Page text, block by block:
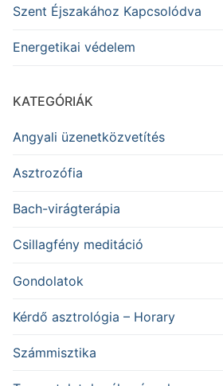
Szent Éjszakához Kapcsolódva
Energetikai védelem
KATEGÓRIÁK
Angyali üzenetközvetítés
Asztrozófia
Bach-virágterápia
Csillagfény meditáció
Gondolatok
Kérdő asztrológia – Horary
Számmisztika